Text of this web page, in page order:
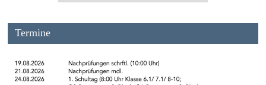
Termine